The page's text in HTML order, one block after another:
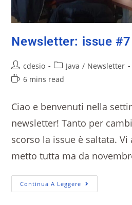
Newsletter: issue #7
cdesio Java / Newsletter
6 mins read
Ciao e benvenuti nella
newsletter! Tanto per
scorso la issue è saltata. Vi
metto tutta ma da
Continua A Leggere